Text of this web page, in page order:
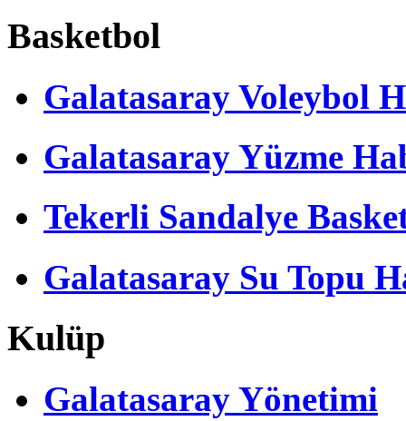
Basketbol
Galatasaray Voleybol
Galatasaray Yüzme
Tekerli Sandalye
Galatasaray Su Topu
Kulüp
Galatasaray Yönetimi